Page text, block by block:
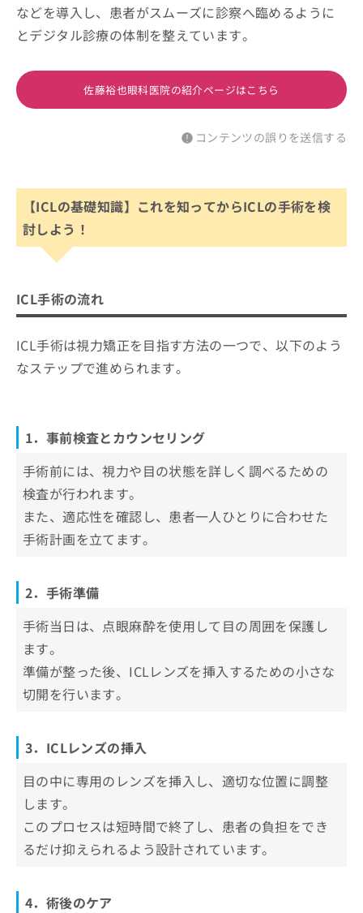
などを導入し、患者がスムーズに診察へ臨めるように
とデジタル診療の体制を整えています。
佐藤裕也眼科医院の紹介ページはこちら
コンテンツの誤りを送信する
【ICLの基礎知識】これを知ってからICLの手術を検
討しよう！
ICL手術の流れ
ICL手術は視力矯正を目指す方法の一つで、以下のよう
なステップで進められます。
1．事前検査とカウンセリング
手術前には、視力や目の状態を詳しく調べるための
検査が行われます。
また、適応性を確認し、患者一人ひとりに合わせた
手術計画を立てます。
2．手術準備
手術当日は、点眼麻酔を使用して目の周囲を保護し
ます。
準備が整った後、ICLレンズを挿入するための小さな
切開を行います。
3．ICLレンズの挿入
目の中に専用のレンズを挿入し、適切な位置に調整
します。
このプロセスは短時間で終了し、患者の負担をでき
るだけ抑えられるよう設計されています。
4．術後のケア